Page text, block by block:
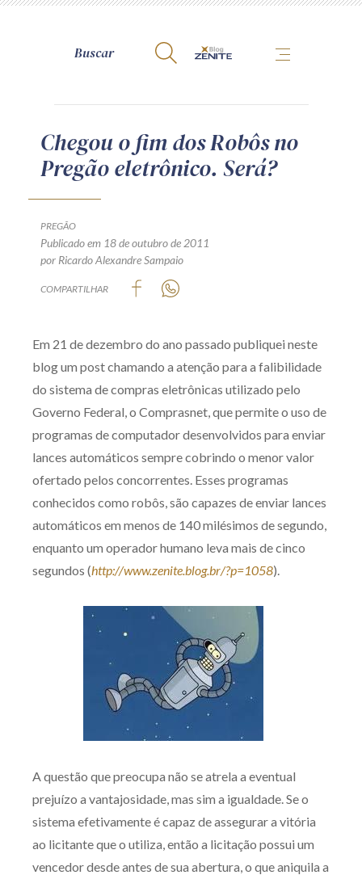
A Zênite
Como publicar conosco
Termos de uso
Política de Privacidade
Guia de Direitos dos Titulares de Dados
Produtos e serviços
Zênite Fácil IA
Orientação por Escrito
Mentoria Zênite
Capacitação
Eventos presenciais
Zênite in Company
Diferenciais
Receba por RSS
Av. Sete de Setembro, 4698
Batel Curitiba /PR CEP 80240-000
Telefone (41) 2109-8666
Chegou o fim dos Robôs no
Pregão eletrônico. Será?
PREGÃO
Publicado em 18 de outubro de 2011
por Ricardo Alexandre Sampaio
COMPARTILHAR
Em 21 de dezembro do ano passado publiquei neste
blog um post chamando a atenção para a falibilidade
do sistema de compras eletrônicas utilizado pelo
Governo Federal, o Comprasnet, que permite o uso de
programas de computador desenvolvidos para enviar
lances automáticos sempre cobrindo o menor valor
ofertado pelos concorrentes. Esses programas
conhecidos como robôs, são capazes de enviar lances
automáticos em menos de 140 milésimos de segundo,
enquanto um operador humano leva mais de cinco
segundos (http://www.zenite.blog.br/?p=1058).
A questão que preocupa não se atrela a eventual
prejuízo a vantajosidade, mas sim a igualdade. Se o
sistema efetivamente é capaz de assegurar a vitória
ao licitante que o utiliza, então a licitação possui um
vencedor desde antes de sua abertura, o que aniquila a